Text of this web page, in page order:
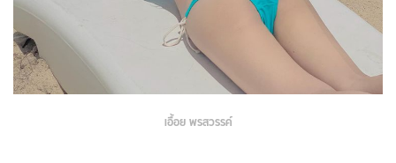
เอื้อย พรสวรรค์